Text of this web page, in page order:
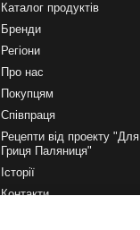
Каталог продуктів
Бренди
Регіони
Про нас
Покупцям
Співпраця
Рецепти від проекту "Для
Гриця Паляниця"
Історії
Контакти